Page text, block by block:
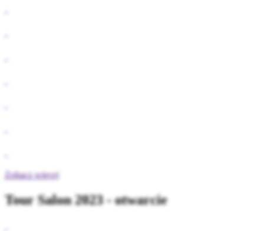
Zobacz więcej
Tour Salon 2023 - otwarcie